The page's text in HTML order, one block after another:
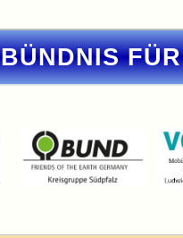
BÜNDNIS